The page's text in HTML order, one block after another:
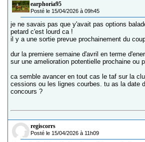
earphoria95
Posté le 15/04/2026 à 09h45
je ne savais pas que y'avait pas options
petard c'est lourd ca !
il y a une sortie prevue prochainement du
dur la premiere semaine d'avril en terme
sur une amelioration potentielle prochaine ou
ca semble avancer en tout cas le taf sur la
cessions ou les lignes courbes. tu as la date
concours ?
regiscorrs
Posté le 15/04/2026 à 11h09